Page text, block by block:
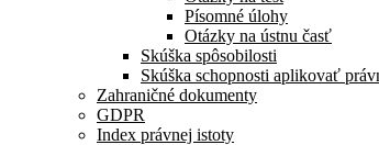
Písomné úlohy
Otázky na ústnu časť
Skúška spôsobilosti
Skúška schopnosti aplikovať
Zahraničné dokumenty
GDPR
Index právnej istoty